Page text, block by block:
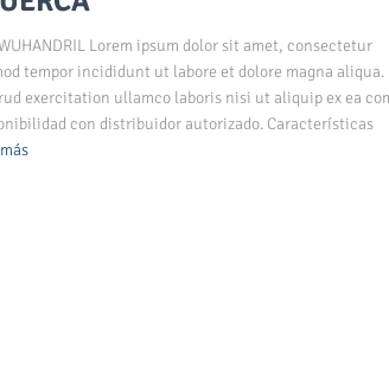
WUHANDRIL Lorem ipsum dolor sit amet, consectetur
tempor incididunt ut labore et dolore magna aliqua.
exercitation ullamco laboris nisi ut aliquip ex ea
con distribuidor autorizado. Características